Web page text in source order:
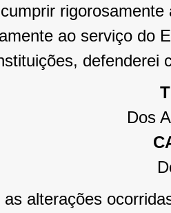
ao serviço do
defenderei
Dos
as alterações